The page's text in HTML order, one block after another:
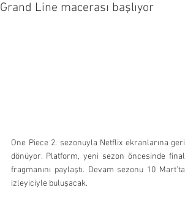
Grand Line macerası başlıyor
One Piece 2. sezonuyla Netflix ekranlarına geri
dönüyor. Platform, yeni sezon öncesinde final
fragmanını paylaştı. Devam sezonu 10 Mart’ta
izleyiciyle buluşacak.